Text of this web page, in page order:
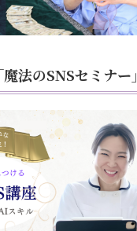
法のSNSセミナー」